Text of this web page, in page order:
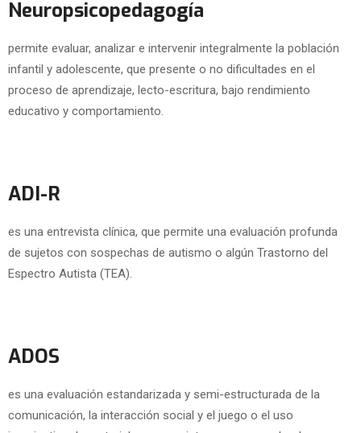
Neuropsicopedagogía
permite evaluar, analizar e intervenir integralmente la población
infantil y adolescente, que presente o no dificultades en el
proceso de aprendizaje, lecto-escritura, bajo rendimiento
educativo y comportamiento.
ADI-R
es una entrevista clínica, que permite una evaluación profunda
de sujetos con sospechas de autismo o algún Trastorno del
Espectro Autista (TEA).
ADOS
es una evaluación estandarizada y semi-estructurada de la
comunicación, la interacción social y el juego o el uso